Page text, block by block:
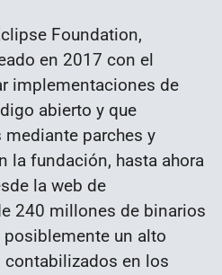
Foundation,
en 2017 con el
implementaciones de
abierto y que
parches y
la fundación, hasta ahora
la web de
240 millones de binarios
posiblemente un alto
contabilizados en los